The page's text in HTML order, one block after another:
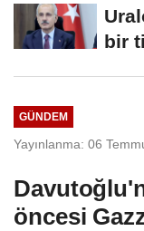
bir
GÜNDEM
Yayınlanma: 06
öncesi